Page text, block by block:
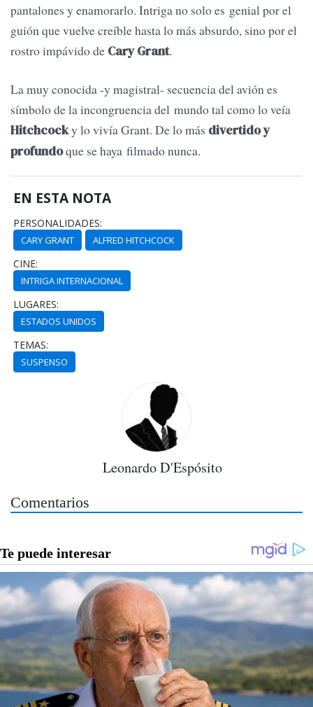
pantalones y enamorarlo. Intriga no solo es genial por el
guión que vuelve creíble hasta lo más absurdo, sino por el
rostro impávido de Cary Grant.
La muy conocida -y magistral- secuencia del avión es
símbolo de la incongruencia del mundo tal como lo veía
Hitchcocky lo vivía Grant. De lo más divertido y
profundoque se haya filmado nunca.
EN ESTA NOTA
PERSONALIDADES:
CARY GRANT ALFRED HITCHCOCK
CINE:
INTRIGA INTERNACIONAL
LUGARES:
ESTADOS UNIDOS
TEMAS:
SUSPENSO
Leonardo D'Espósito
Comentarios